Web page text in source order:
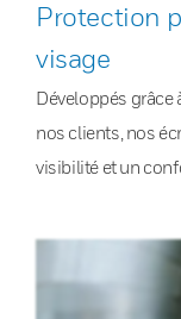
Protection
visage
Développés grâce
nos clients, nos
visibilité et un